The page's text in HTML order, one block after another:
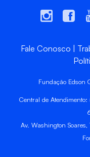
Fale Conosco
Fundação Edson
Central de
Av. Washington